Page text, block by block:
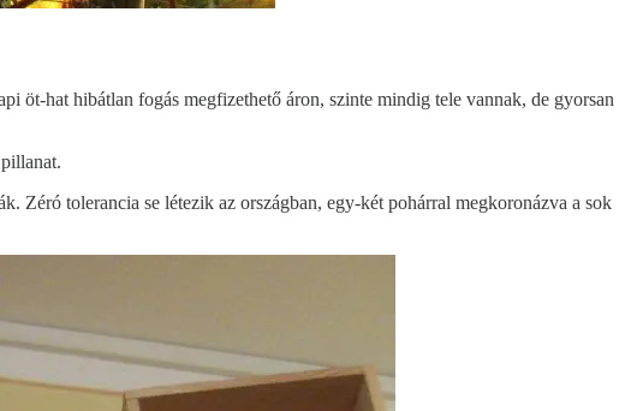
öt-hat hibátlan fogás megfizethető áron, szinte mindig tele vannak, de gyorsan
Zéró tolerancia se létezik az országban, egy-két pohárral megkoronázva a sok